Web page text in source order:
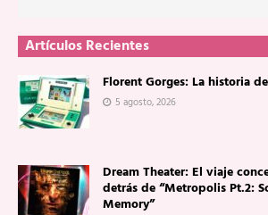
Artículos Recientes
Florent Gorges: La historia
5 agosto, 2026
Dream Theater: El viaje
detrás de “Metropolis Pt.2:
Memory”